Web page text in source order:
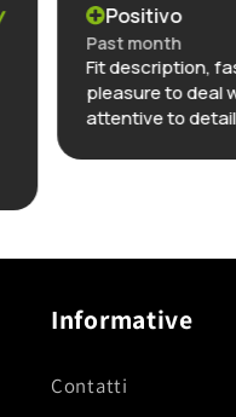
Positivo
Past month
Fit description, fast
pleasure to deal
attentive to details
Informative
Contatti